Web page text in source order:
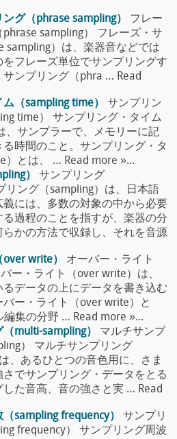
グ（phrase sampling）
フレー
sampling） フレーズ・サ
sampling）は、楽器音などでは
フレーズ単位でサンプリングす
サンプリング（phra … Read
（sampling time）
サンプリン
time） サンプリング・タイム
、サンプラーで、メモリーに記
時間のこと。サンプリング・タ
）とは、 … Read more »...
）
サンプリング
リング（sampling）は、日本語
には、多数の対象の中から必要
過程のことを指すが、楽器の分
かの方法で収録し、それを音源
write）
オーバー・ライト
ー・ライト（over write）は、
データの上にデータを書き込む
バー・ライト（over write）と
編集の分野 … Read more »...
multi-sampling）
マルチサンプ
） マルチサンプリング
、あるひとつの音色用に、さま
でサンプリング・データをとる
した音高、音の強さと実 … Read
sampling frequency）
サンプリ
frequency） サンプリング周波